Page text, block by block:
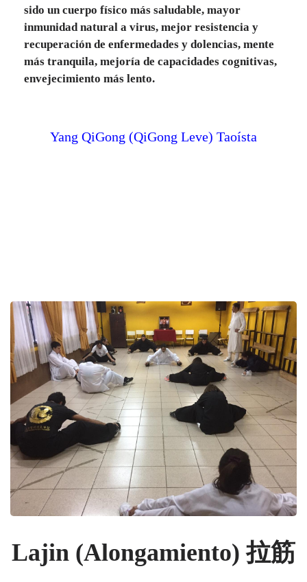
sido un cuerpo físico más saludable, mayor
inmunidad natural a virus, mejor resistencia y
recuperación de enfermedades y dolencias, mente
más tranquila, mejoría de capacidades cognitivas,
envejecimiento más lento.
Yang QiGong (QiGong Leve) Taoísta
Lajin (Alongamiento) 拉筋